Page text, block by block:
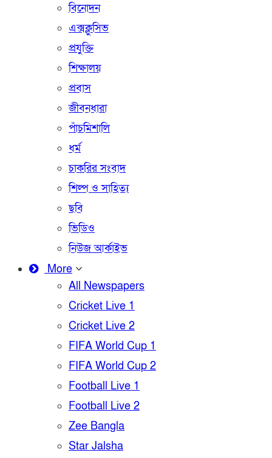
বিনোদন
এক্সক্লুসিভ
প্রযুক্তি
শিক্ষালয়
প্রবাস
জীবনধারা
পাঁচমিশালি
ধর্ম
চাকরির সংবাদ
শিল্প ও সাহিত্য
ছবি
ভিডিও
নিউজ আর্কাইভ
More
All Newspapers
Cricket Live 1
Cricket Live 2
FIFA World Cup 1
FIFA World Cup 2
Football Live 1
Football Live 2
Zee Bangla
Star Jalsha